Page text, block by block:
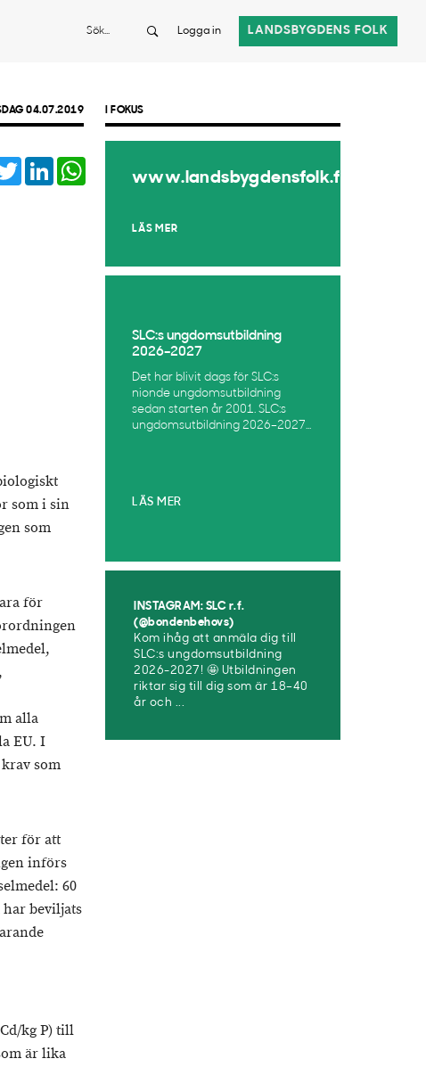
Sök Logga in LANDSBYGDENS FOLK
04.07.2019
TwitterLinkedIn
som i sin
som
för
alla
EU. I
som
för att
införs
60
har beviljats
kg P) till
är lika
I FOKUS
www.landsbygdensfolk.fi
LÄS MER
SLC:s ungdomsutbildning
2026–2027
Det har blivit dags för SLC:s
nionde ungdomsutbildning
sedan starten år 2001. SLC:s
ungdomsutbildning 2026–2027...
LÄS MER
INSTAGRAM: SLC r.f.
(@bondenbehovs)
Kom ihåg att anmäla dig till
SLC:s ungdomsutbildning
2026-2027! 🤩 Utbildningen
riktar sig till dig som är 18–40
år och ...